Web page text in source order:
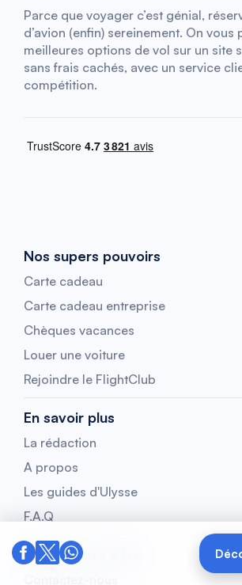
Parce que voyager c’est génial,
d’avion (enfin) sereinement. On vous
meilleures options de vol sur un site
sans frais cachés, avec un service
compétition.
Nos supers pouvoirs
Carte cadeau
Carte cadeau entreprise
Chèques vacances
Louer une voiture
Rejoindre le FlightClub
En savoir plus
La rédaction
A propos
Les guides d'Ulysse
F.A.Q
Autres trucs à lire